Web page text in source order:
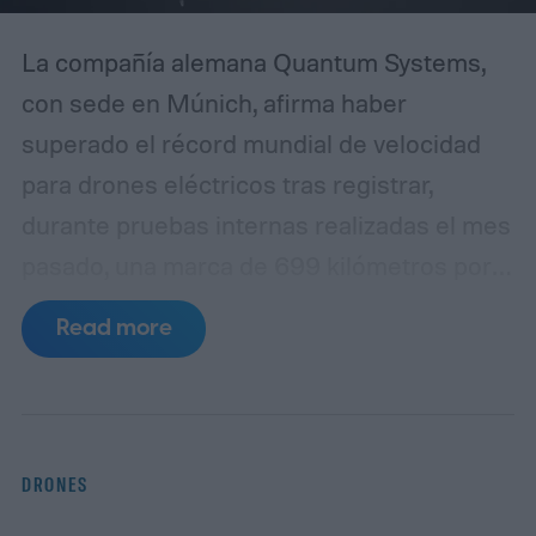
La compañía alemana Quantum Systems,
con sede en Múnich, afirma haber
superado el récord mundial de velocidad
para drones eléctricos tras registrar,
hora (434 millas por hora) en vuelo recto y
nivelado con su modelo Apex
Read more
DRONES